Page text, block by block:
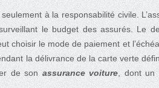
à la responsabilité civile.
le budget des assurés. Le
choisir le mode de paiement et
la délivrance de la carte verte
de sonassurance voiture, dont un